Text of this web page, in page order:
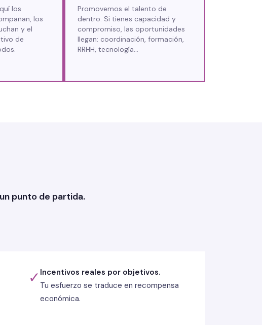
los
los
y el
de
Promovemos el talento de
dentro. Si tienes capacidad y
compromiso, las oportunidades
llegan: coordinación, formación,
RRHH, tecnología…
punto de partida.
✓ Incentivos reales por objetivos.
Tu esfuerzo se traduce en recompensa
económica.